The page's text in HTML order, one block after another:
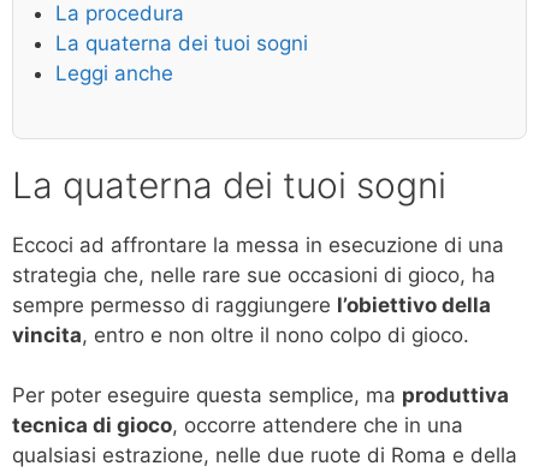
La procedura
La quaterna dei tuoi sogni
Leggi anche
La quaterna dei tuoi sogni
Eccoci ad affrontare la messa in esecuzione di una
strategia che, nelle rare sue occasioni di gioco, ha
sempre permesso di raggiungere l’obiettivo della
vincita, entro e non oltre il nono colpo di gioco.
Per poter eseguire questa semplice, ma produttiva
tecnica di gioco, occorre attendere che in una
qualsiasi estrazione, nelle due ruote di Roma e della